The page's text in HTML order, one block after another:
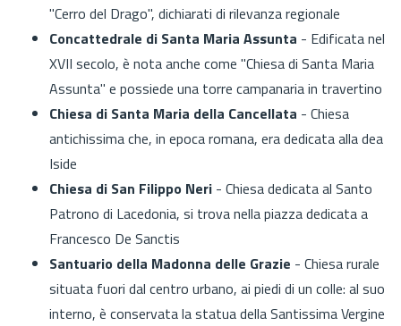
"Cerro del Drago", dichiarati di rilevanza regionale
Concattedrale di Santa Maria Assunta - Edificata nel
XVII secolo, è nota anche come "Chiesa di Santa Maria
Assunta" e possiede una torre campanaria in travertino
Chiesa di Santa Maria della Cancellata - Chiesa
antichissima che, in epoca romana, era dedicata alla dea
Iside
Chiesa di San Filippo Neri - Chiesa dedicata al Santo
Patrono di Lacedonia, si trova nella piazza dedicata a
Francesco De Sanctis
Santuario della Madonna delle Grazie - Chiesa rurale
situata fuori dal centro urbano, ai piedi di un colle: al suo
interno, è conservata la statua della Santissima Vergine